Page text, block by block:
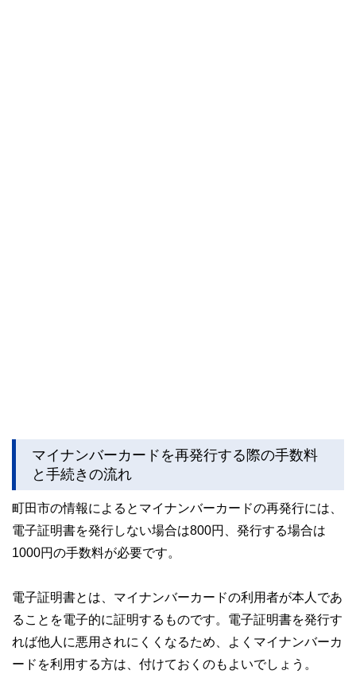
マイナンバーカードを再発行する際の手数料
と手続きの流れ
町田市の情報によるとマイナンバーカードの再発行には、
電子証明書を発行しない場合は800円、発行する場合は
1000円の手数料が必要です。
電子証明書とは、マイナンバーカードの利用者が本人であ
ることを電子的に証明するものです。電子証明書を発行す
れば他人に悪用されにくくなるため、よくマイナンバーカ
ードを利用する方は、付けておくのもよいでしょう。